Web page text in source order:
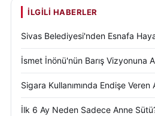
yaklaşımını sürdüreceğini
MÜSİAD Sivas Şubesi’nin
yatırım, üretim, ihracat ve
çalışmalarını sürdüreceğini
ekonomik gücünü artıracak
vermeye devam edeceklerini
İLGILI HABERLER
Sivas Belediyesi'nden Esnafa
İsmet İnönü'nün Barış Vizyonuna
Sigara Kullanımında Endişe Veren
İlk 6 Ay Neden Sadece Anne